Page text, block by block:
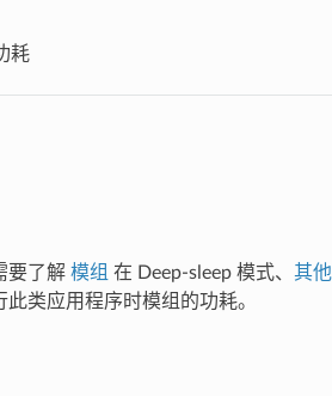
耗
要了解 模组 在 Deep-sleep 模式、 其
类应用程序时模组的功耗。